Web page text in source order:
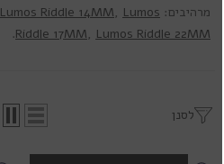
מרהיבים:
Lumos Riddle 14MM, Lumos
Riddle 17MM, Lumos Riddle 22MM
.
לסנן